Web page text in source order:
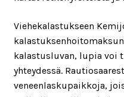
Viehekalastukseen
kalastusluvan, lupia voi
yhteydessä.
veneenlaskupaikkoja,